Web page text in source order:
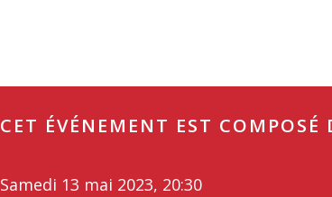
CET ÉVÉNEMENT EST COMPOSÉ
Samedi 13 mai 2023, 20:30